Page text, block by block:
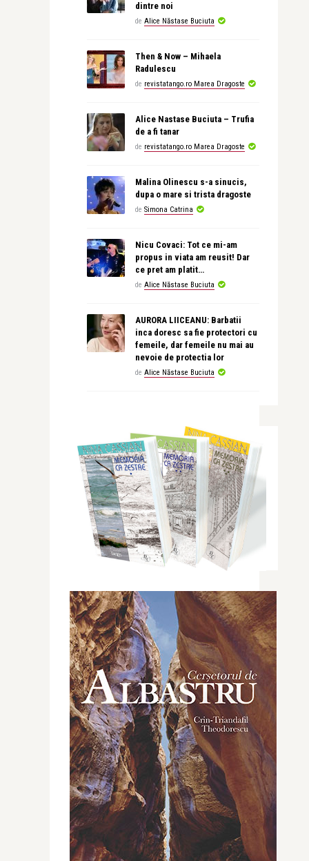
dintre noi
de Alice Năstase Buciuta
Then & Now – Mihaela
Radulescu
de revistatango.ro Marea Dragoste
Alice Nastase Buciuta – Trufia
de a fi tanar
de revistatango.ro Marea Dragoste
Malina Olinescu s-a sinucis,
dupa o mare si trista dragoste
de Simona Catrina
Nicu Covaci: Tot ce mi-am
propus in viata am reusit! Dar
ce pret am platit…
de Alice Năstase Buciuta
AURORA LIICEANU: Barbatii
inca doresc sa fie protectori cu
femeile, dar femeile nu mai au
nevoie de protectia lor
de Alice Năstase Buciuta